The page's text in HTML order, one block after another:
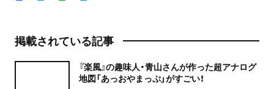
掲載されている記事
『楽風』の趣味人・青山さんが作った超アナログ
地図「あっおやまっぷ」がすごい！